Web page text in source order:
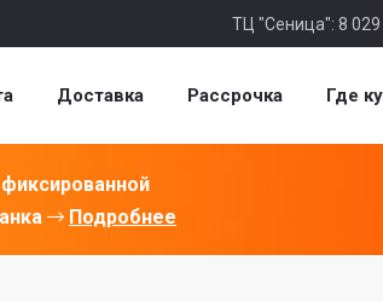
ТЦ "Сеница": 8 029
Доставка Рассрочка Где
Подробнее